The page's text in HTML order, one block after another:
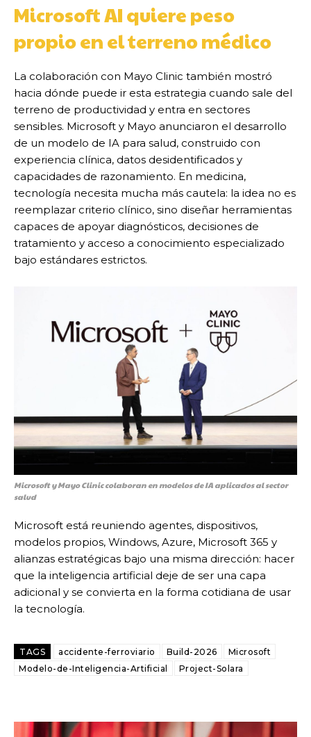
Microsoft AI quiere peso
propio en el terreno médico
La colaboración con Mayo Clinic también mostró
hacia dónde puede ir esta estrategia cuando sale del
terreno de productividad y entra en sectores
sensibles. Microsoft y Mayo anunciaron el desarrollo
de un modelo de IA para salud, construido con
experiencia clínica, datos desidentificados y
capacidades de razonamiento. En medicina,
tecnología necesita mucha más cautela: la idea no es
reemplazar criterio clínico, sino diseñar herramientas
capaces de apoyar diagnósticos, decisiones de
tratamiento y acceso a conocimiento especializado
bajo estándares estrictos.
Microsoft y Mayo Clinic colaboran en modelos de IA aplicados al sector
salud
Microsoft está reuniendo agentes, dispositivos,
modelos propios, Windows, Azure, Microsoft 365 y
alianzas estratégicas bajo una misma dirección: hacer
que la inteligencia artificial deje de ser una capa
adicional y se convierta en la forma cotidiana de usar
la tecnología.
TAGS accidente-ferroviario Build-2026
Microsoft
Modelo-de-Inteligencia-Artificial
Project-Solara